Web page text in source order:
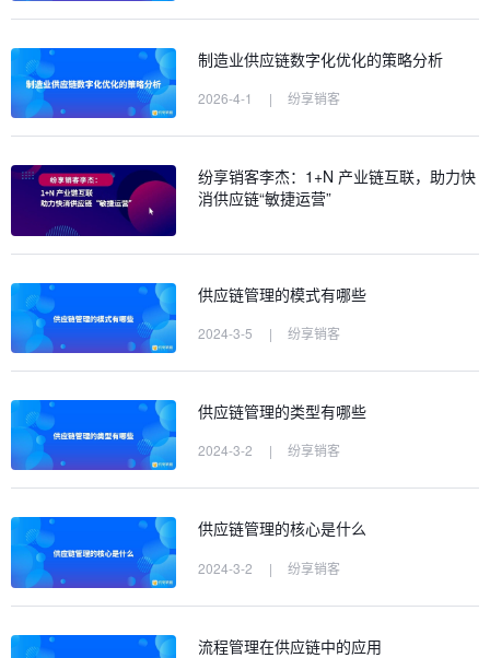
制造业供应链数字化优化的策略分析
2026-4-1 | 纷享销客
纷享销客李杰：1+N 产业链互联，助力快
消供应链“敏捷运营”
供应链管理的模式有哪些
2024-3-5 | 纷享销客
供应链管理的类型有哪些
2024-3-2 | 纷享销客
供应链管理的核心是什么
2024-3-2 | 纷享销客
流程管理在供应链中的应用